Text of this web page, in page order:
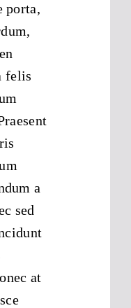
porta,
felis
a
sed
at